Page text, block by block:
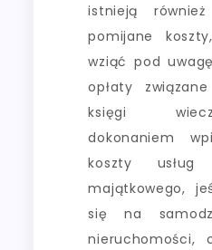
istnieją
pomijane
wziąć pod
opłaty
księgi
dokonaniem
koszty usług
majątkowego,
się na
nieruchomości,